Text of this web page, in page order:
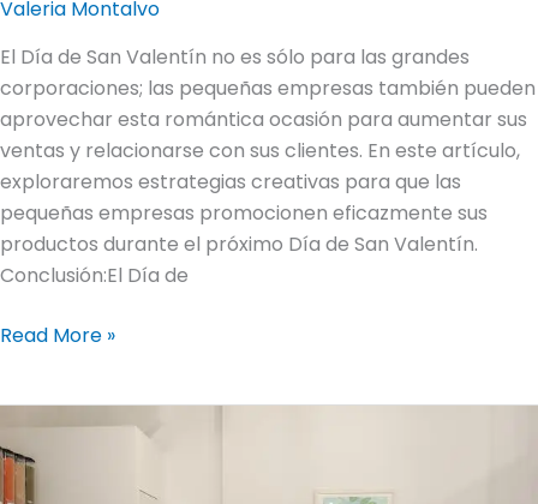
Valeria Montalvo
El Día de San Valentín no es sólo para las grandes
corporaciones; las pequeñas empresas también pueden
aprovechar esta romántica ocasión para aumentar sus
ventas y relacionarse con sus clientes. En este artículo,
exploraremos estrategias creativas para que las
pequeñas empresas promocionen eficazmente sus
productos durante el próximo Día de San Valentín.
Conclusión:El Día de
Read More »
un
programa